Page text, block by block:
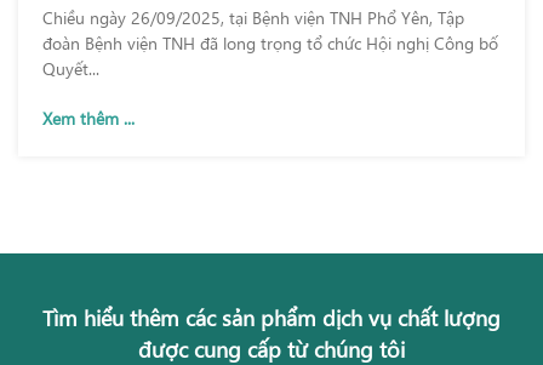
Chiều ngày 26/09/2025, tại Bệnh viện TNH Phổ Yên, Tập
đoàn Bệnh viện TNH đã long trọng tổ chức Hội nghị Công bố
Quyết...
Xem thêm ...
Tìm hiểu thêm các sản phẩm dịch vụ chất lượng
được cung cấp từ chúng tôi